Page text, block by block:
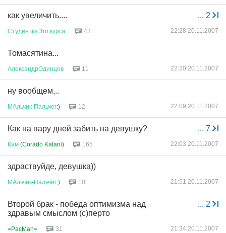
... 2
как увеличить....
Студентка 3го курса 43 22:28 20.11.2007
Томасятина...
АлександрОдинцов 11 22:20 20.11.2007
ну вообщем,..
МАльчик-Пальчег:) 12 22:09 20.11.2007
... 7
Как на пару дней забить на девушку?
Кам (Corado Katani) 165 22:03 20.11.2007
здраствуйде, девушка))
МАльчик-Пальчег:) 10 21:51 20.11.2007
... 2
Второй брак - победа оптимизма над
здравым смыслом (с)перто
=PacMan= 31 21:34 20.11.2007